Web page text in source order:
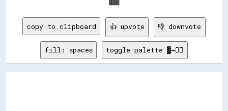
copy to clipboard 👍 upvote 👎 downvote
fill: spaces toggle palette ▓→✊🏽